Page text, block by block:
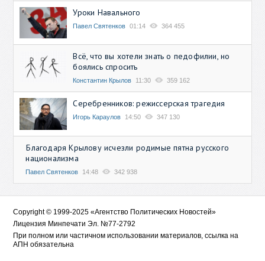
Уроки Навального
Павел Святенков 01:14 364 455
Всё, что вы хотели знать о педофилии, но
боялись спросить
Константин Крылов 11:30 359 162
Серебренников: режиссерская трагедия
Игорь Караулов 14:50 347 130
Благодаря Крылову исчезли родимые пятна русского
национализма
Павел Святенков 14:48 342 938
Copyright © 1999-2025 «Агентство Политических Новостей»
Лицензия Минпечати Эл. №77-2792
При полном или частичном использовании материалов, ссылка на
АПН обязательна